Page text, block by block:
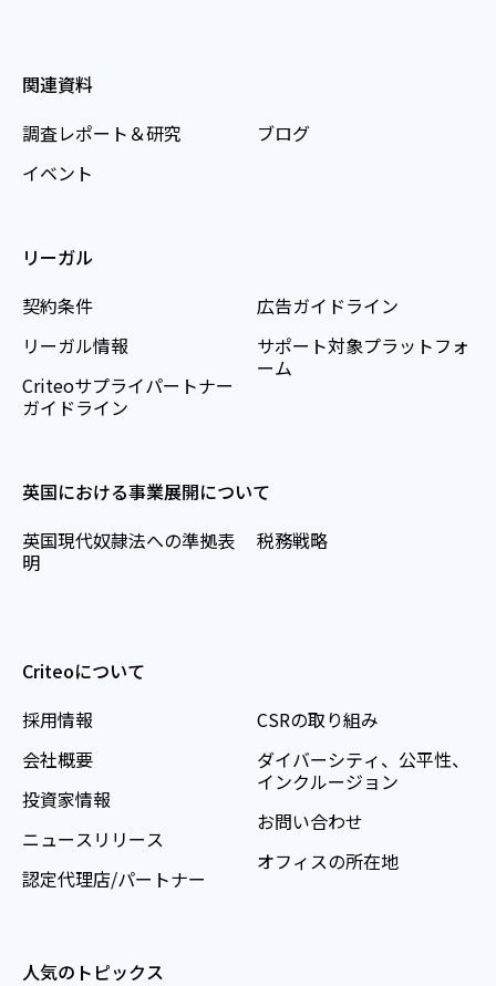
関連資料
調査レポート＆研究
イベント
ブログ
リーガル
契約条件
リーガル情報
Criteoサプライパートナー
ガイドライン
広告ガイドライン
サポート対象プラットフォ
ーム
英国における事業展開について
英国現代奴隷法への準拠表
明
税務戦略
Criteoについて
採用情報
会社概要
投資家情報
ニュースリリース
認定代理店/パートナー
CSRの取り組み
ダイバーシティ、公平性、
インクルージョン
お問い合わせ
オフィスの所在地
人気のトピックス